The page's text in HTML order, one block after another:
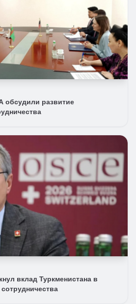
обсудили развитие
вклад Туркменистана в